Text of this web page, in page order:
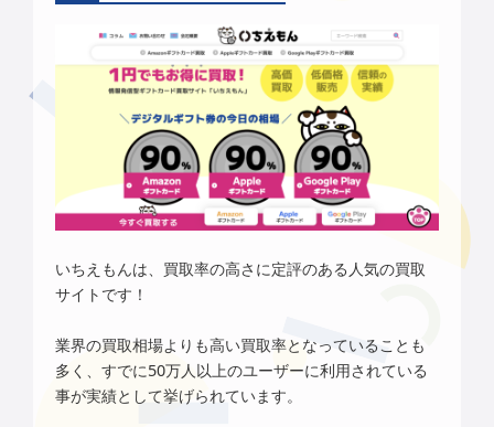
いちえもんは、買取率の高さに定評のある 人気の買取
サイトです！
業界の買取相場よりも高い買取率となっていることも
多く、すでに50万人以上のユーザーに利用されている
事が実績として挙げられています。